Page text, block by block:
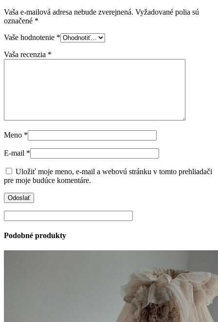
Vaša e-mailová adresa nebude zverejnená. Vyžadované polia sú
označené *
Vaše hodnotenie *
Vaša recenzia *
Meno *
E-mail *
Uložiť moje meno, e-mail a webovú stránku v tomto prehliadači
pre moje budúce komentáre.
Podobné produkty